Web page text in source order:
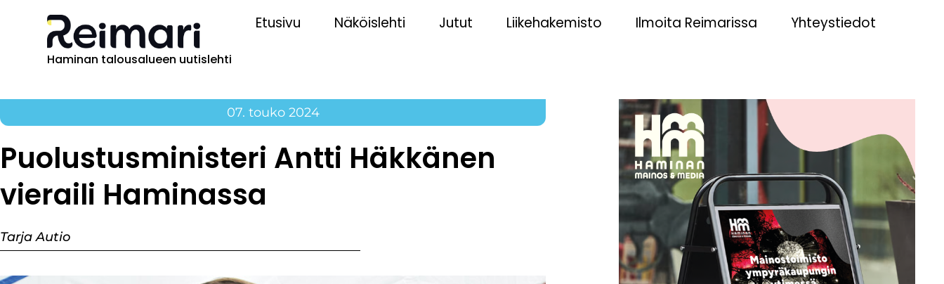
Haminan talousalueen uutislehti
Etusivu Näköislehti Jutut Liikehakemisto Ilmoita Reimarissa Yhteystiedot
07. touko 2024
Puolustusministeri Antti Häkkänen
vieraili Haminassa
Tarja Autio